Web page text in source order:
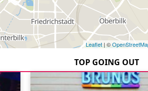
Leaflet| ©
TOP GOING OUT